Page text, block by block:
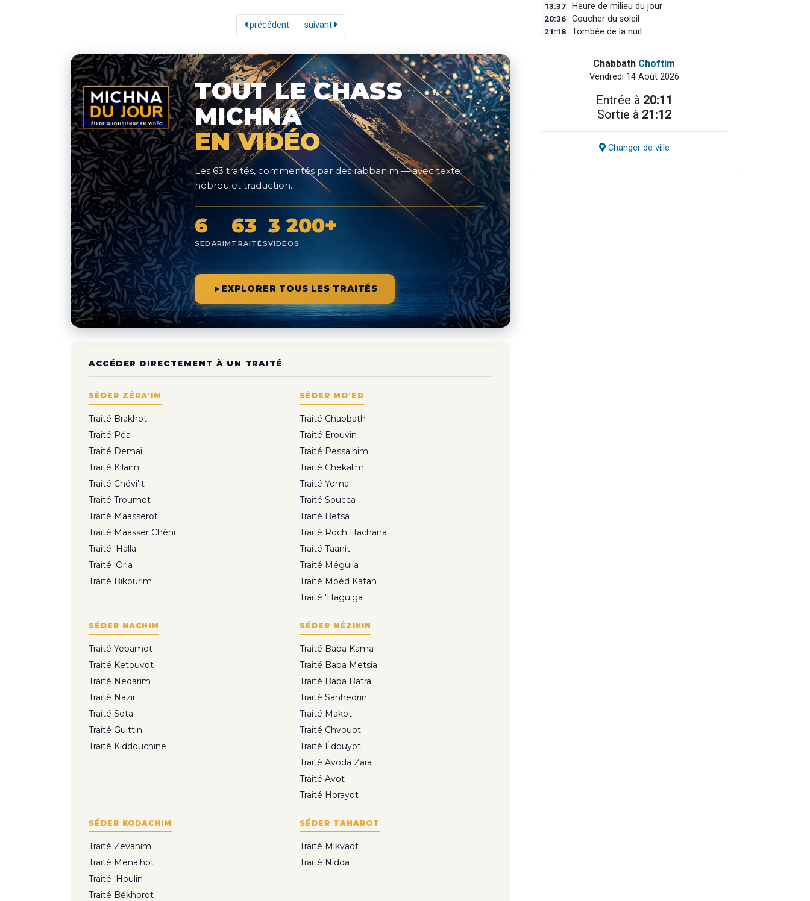
précédent suivant
TOUT LE CHASS
MICHNA
EN VIDÉO
Les 63 traités, commentés par des rabbanim — avec texte
hébreu et traduction.
6
SEDARIM
63
TRAITÉS
3 200+
VIDÉOS
EXPLORER TOUS LES TRAITÉS
ACCÉDER DIRECTEMENT À UN TRAITÉ
SÉDER ZÉRA'IM
Traité Brakhot
Traité Péa
Traité Demaï
Traité Kilaïm
Traité Chévi'it
Traité Troumot
Traité Maasserot
Traité Maasser Chéni
Traité 'Halla
Traité 'Orla
Traité Bikourim
SÉDER MO'ED
Traité Chabbath
Traité Erouvin
Traité Pessa'him
Traité Chekalim
Traité Yoma
Traité Soucca
Traité Betsa
Traité Roch Hachana
Traité Taanit
Traité Méguila
Traité Moèd Katan
Traité 'Haguiga
SÉDER NACHIM
Traité Yebamot
Traité Ketouvot
Traité Nedarim
Traité Nazir
Traité Sota
Traité Guittin
Traité Kiddouchine
SÉDER NÉZIKIN
Traité Baba Kama
Traité Baba Metsia
Traité Baba Batra
Traité Sanhedrin
Traité Makot
Traité Chvouot
Traité Édouyot
Traité Avoda Zara
Traité Avot
Traité Horayot
SÉDER KODACHIM
Traité Zevahim
Traité Mena'hot
Traité 'Houlin
Traité Békhorot
SÉDER TAHAROT
Traité Mikvaot
Traité Nidda
13:37 Heure de milieu du jour
20:36 Coucher du soleil
21:18 Tombée de la nuit
Chabbath Choftim
Vendredi 14 Août 2026
Entrée à 20:11
Sortie à 21:12
Changer de ville